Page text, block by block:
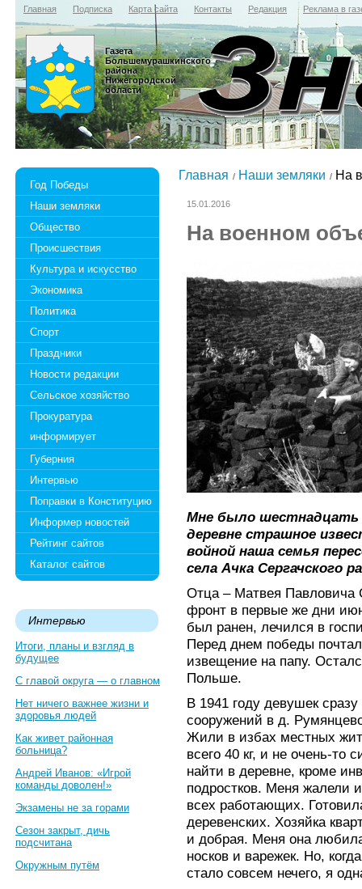
Главная Подписка Карта сайта Контакты Редакция Реклама в
Газета
Большемурашкинского
района
Нижегородской
области
Год Победы
Наши земляки
Общество
Происшествия
Культура и искусство
Экономика
Политика
Спорт
Праздники
Новости редакции
Сельское хозяйство
Прокуратура
информирует
Губерния
Интервью
Поправки в Конституцию
Информер новостей
Рейтинг сайтов
Каталог сайтов
Интервью
Итоги, планы и взгляд в
будущее
С главой округа — о главном
Нет ничего важнее жизни и
здоровья людей
Как живет районная
больница?
Андрей Иванов: «Игрой
команды доволен!»
Экзамены не за горами
Сезон закрыт, дичь
подсчитана
Окружным путём
Главная Наши земляки На
15.01.2016
На военном
Мне было шестнадцать
деревне страшное
войной наша семья
села Ачка Сергачского
Отца – Матвея
фронт в первые же дни
был ранен, лечился в
Перед днем победы
извещение на папу.
Польше.
В 1941 году девушек
сооружений в д.
Жили в избах местных
всего 40 кг, и не очень-то
найти в деревне, кроме
подростков. Меня жалели
всех работающих.
деревенских. Хозяйка
и добрая. Меня она
носков и варежек. Но,
стало совсем нечего, я